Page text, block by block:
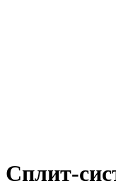
Сплит-